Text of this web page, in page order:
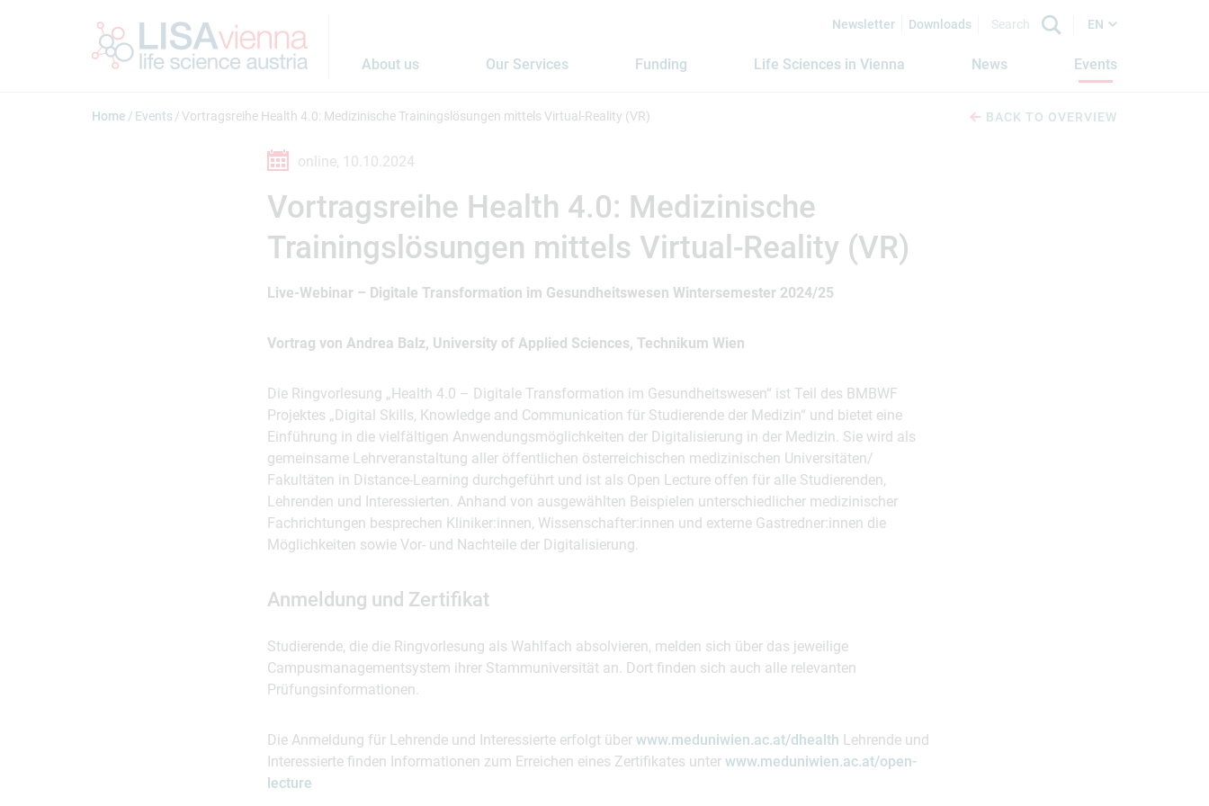
Newsletter Downloads EN
About us Our Services Funding Life Sciences in Vienna News Events
Home Events Vortragsreihe Health 4.0: Medizinische Trainingslösungen mittels Virtual-Reality (VR) BACK TO OVERVIEW
online, 10.10.2024
Vortragsreihe Health 4.0: Medizinische
Trainingslösungen mittels Virtual-Reality (VR)
Live-Webinar – Digitale Transformation im Gesundheitswesen Wintersemester 2024/25
Vortrag von Andrea Balz, University of Applied Sciences, Technikum Wien
Die Ringvorlesung „Health 4.0 – Digitale Transformation im Gesundheitswesen“ ist Teil des BMBWF
Projektes „Digital Skills, Knowledge and Communication für Studierende der Medizin“ und bietet eine
Einführung in die vielfältigen Anwendungsmöglichkeiten der Digitalisierung in der Medizin. Sie wird als
gemeinsame Lehrveranstaltung aller öffentlichen österreichischen medizinischen Universitäten/
Fakultäten in Distance-Learning durchgeführt und ist als Open Lecture offen für alle Studierenden,
Lehrenden und Interessierten. Anhand von ausgewählten Beispielen unterschiedlicher medizinischer
Fachrichtungen besprechen Kliniker:innen, Wissenschafter:innen und externe Gastredner:innen die
Möglichkeiten sowie Vor- und Nachteile der Digitalisierung.
Anmeldung und Zertifikat
Studierende, die die Ringvorlesung als Wahlfach absolvieren, melden sich über das jeweilige
Campusmanagementsystem ihrer Stammuniversität an. Dort finden sich auch alle relevanten
Prüfungsinformationen.
Die Anmeldung für Lehrende und Interessierte erfolgt über www.meduniwien.ac.at/dhealth Lehrende und
Interessierte finden Informationen zum Erreichen eines Zertifikates unter www.meduniwien.ac.at/open-
lecture